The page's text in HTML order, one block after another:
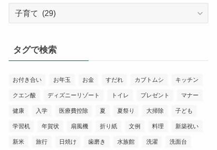
ー
タグで検索
お付き合い お年玉 お金 すだれ カブトムシ キッチン
クエン酸 ディズニーリゾート トイレ プレゼント マナー
健康 入学 医療費控除 夏 夏祭り 大掃除 子ども
学習机 年賀状 扇風機 折り紙 文例 料理 新築祝い
新米 旅行 日焼け 歯磨き 水族館 洗濯 洗面台